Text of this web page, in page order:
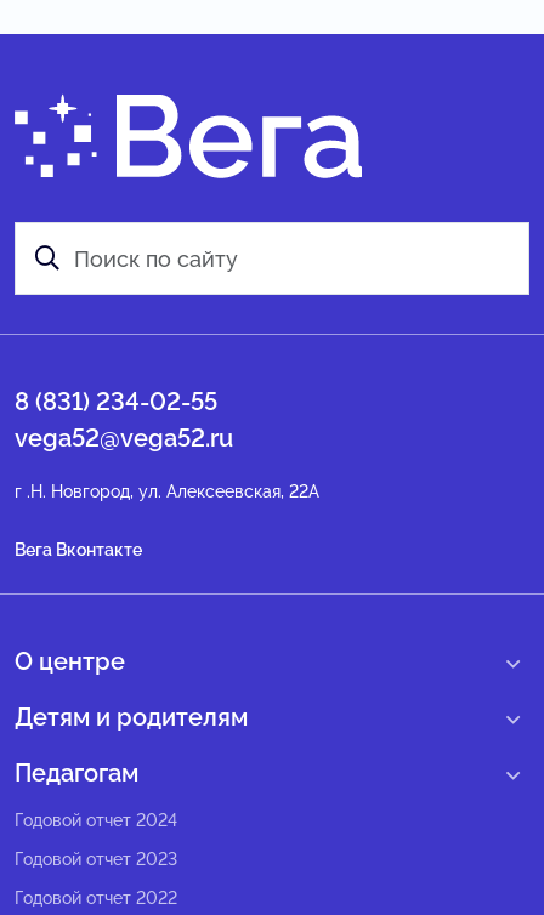
8 (831) 234-02-55
vega52@vega52.ru
г .Н. Новгород, ул. Алексеевская, 22А
Вега Вконтакте
О центре
О нас
Структура регионального центра
Педагогический состав
Попечительский совет
Экспертный совет
Детям и родителям
Учебные интенсивные сборы
Педагогам
Программы Веги
Программы Сириус
Методические рекомендации
Годовой отчет 2024
Годовой отчет 2023
Годовой отчет 2022